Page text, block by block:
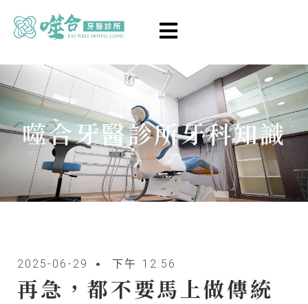
噬合牙醫診所牙科知識
2025-06-29 下午 12:56
再急，都不要馬上做傳統